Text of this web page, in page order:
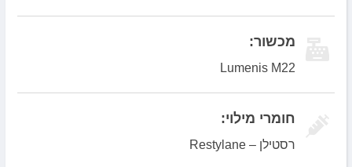
מכשור:
Lumenis M22
חומרי מילוי:
רסטילן – Restylane